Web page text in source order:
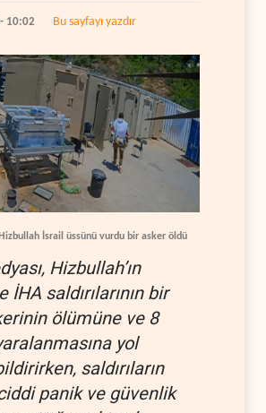
10:02 Bu sayfayı yazdır
İsrail üssünü vurdu bir asker öldü
Hizbullah’ın
İHA saldırılarının bir
ölümüne ve 8
yol
saldırıların
panik ve güvenlik